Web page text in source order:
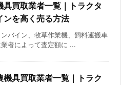
具買取業者一覧｜トラクタ
ンを高く売る方法
ンバイン、牧草作業機、飼料運搬車
者によって査定額に ...
機具買取業者一覧｜トラク